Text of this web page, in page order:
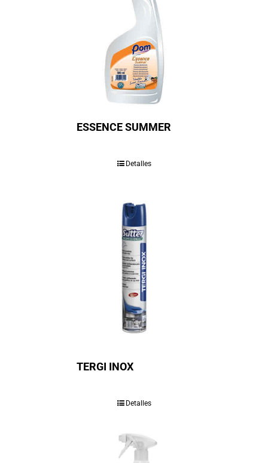
ESSENCE SUMMER
Detalles
TERGI INOX
Detalles